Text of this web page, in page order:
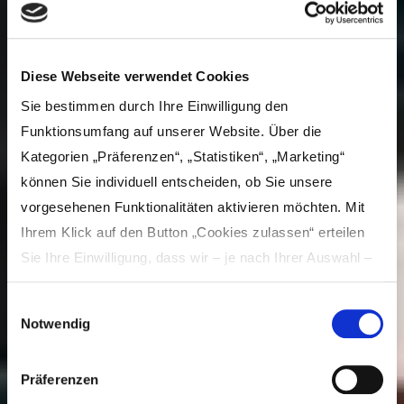
Diese Webseite verwendet Cookies
Sie bestimmen durch Ihre Einwilligung den
Funktionsumfang auf unserer Website. Über die
Kategorien „Präferenzen“, „Statistiken“, „Marketing“
können Sie individuell entscheiden, ob Sie unsere
vorgesehenen Funktionalitäten aktivieren möchten. Mit
Ihrem Klick auf den Button „Cookies zulassen“ erteilen
Sie Ihre Einwilligung, dass wir – je nach Ihrer Auswahl –
soziale Medien anbieten und Ihre Zugriffe auf unsere
Website analysieren und dabei Cookies verwenden
zu Ihrer Verwendung unserer Website an unsere Partner
Notwendig
Präferenzen